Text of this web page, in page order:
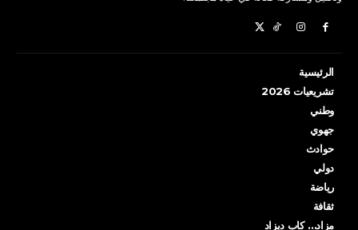
الرئيسية
تشريعيات 2026
وطني
جهوي
حوادث
دولي
رياضة
ثقافة
مزاد… كاب ديزاد